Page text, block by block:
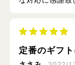
定番のギフ